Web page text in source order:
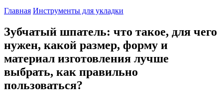
Главная Инструменты для укладки
Зубчатый шпатель: что такое, для чего
нужен, какой размер, форму и
материал изготовления лучше
выбрать, как правильно
пользоваться?